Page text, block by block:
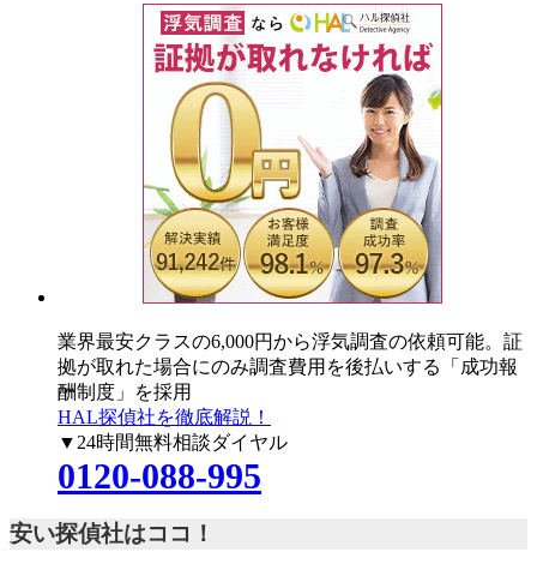
業界最安クラスの6,000円から浮気調査の依頼可能。証
拠が取れた場合にのみ調査費用を後払いする「成功報
酬制度」を採用
HAL探偵社を徹底解説！
▼24時間無料相談ダイヤル
0120-088-995
安い探偵社はココ！